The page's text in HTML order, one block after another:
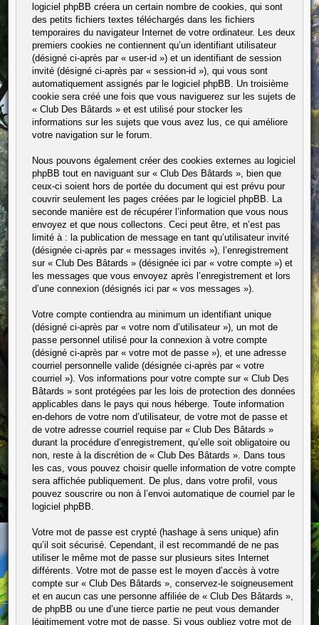
logiciel phpBB créera un certain nombre de cookies, qui sont
des petits fichiers textes téléchargés dans les fichiers
temporaires du navigateur Internet de votre ordinateur. Les deux
premiers cookies ne contiennent qu’un identifiant utilisateur
(désigné ci-après par « user-id ») et un identifiant de session
invité (désigné ci-après par « session-id »), qui vous sont
automatiquement assignés par le logiciel phpBB. Un troisième
cookie sera créé une fois que vous naviguerez sur les sujets de
« Club Des Bâtards » et est utilisé pour stocker les
informations sur les sujets que vous avez lus, ce qui améliore
votre navigation sur le forum.
Nous pouvons également créer des cookies externes au logiciel
phpBB tout en naviguant sur « Club Des Bâtards », bien que
ceux-ci soient hors de portée du document qui est prévu pour
couvrir seulement les pages créées par le logiciel phpBB. La
seconde manière est de récupérer l’information que vous nous
envoyez et que nous collectons. Ceci peut être, et n’est pas
limité à : la publication de message en tant qu’utilisateur invité
(désignée ci-après par « messages invités »), l’enregistrement
sur « Club Des Bâtards » (désignée ici par « votre compte ») et
les messages que vous envoyez après l’enregistrement et lors
d’une connexion (désignés ici par « vos messages »).
Votre compte contiendra au minimum un identifiant unique
(désigné ci-après par « votre nom d’utilisateur »), un mot de
passe personnel utilisé pour la connexion à votre compte
(désigné ci-après par « votre mot de passe »), et une adresse
courriel personnelle valide (désignée ci-après par « votre
courriel »). Vos informations pour votre compte sur « Club Des
Bâtards » sont protégées par les lois de protection des données
applicables dans le pays qui nous héberge. Toute information
en-dehors de votre nom d’utilisateur, de votre mot de passe et
de votre adresse courriel requise par « Club Des Bâtards »
durant la procédure d’enregistrement, qu’elle soit obligatoire ou
non, reste à la discrétion de « Club Des Bâtards ». Dans tous
les cas, vous pouvez choisir quelle information de votre compte
sera affichée publiquement. De plus, dans votre profil, vous
pouvez souscrire ou non à l’envoi automatique de courriel par le
logiciel phpBB.
Votre mot de passe est crypté (hashage à sens unique) afin
qu’il soit sécurisé. Cependant, il est recommandé de ne pas
utiliser le même mot de passe sur plusieurs sites Internet
différents. Votre mot de passe est le moyen d’accès à votre
compte sur « Club Des Bâtards », conservez-le soigneusement
et en aucun cas une personne affiliée de « Club Des Bâtards »,
de phpBB ou une d’une tierce partie ne peut vous demander
légitimement votre mot de passe. Si vous oubliez votre mot de